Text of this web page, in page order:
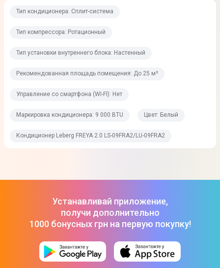
Класс энергоэффективности (охлаждение)
Производительность
Потребляемая мощность при охлаждении
0.78 кВт
Вид управления
Пульт ДУ
Управление направлением подачи воздуха
Тип кондиционера: Сплит-система
Тип компрессора: Ротационный
Тип установки внутреннего блока: Настенный
Рекомендованная площадь помещения: До 25 м²
Управление со смартфона (WI-FI): Нет
Маркировка кондиционера: 9 000 BTU Цвет: Белый
Кондиционер Leberg FREYA 2.0 LS-09FRA2/LU-09FRA2
Устанавливай приложение,
получи дополнительно
1000 бонусных грн на первую покупку!